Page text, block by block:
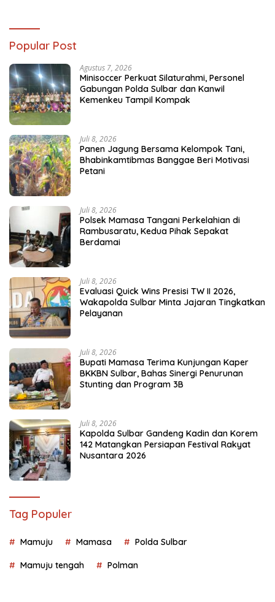
Popular Post
Agustus 7, 2026
Minisoccer Perkuat Silaturahmi, Personel
Gabungan Polda Sulbar dan Kanwil
Kemenkeu Tampil Kompak
Juli 8, 2026
Panen Jagung Bersama Kelompok Tani,
Bhabinkamtibmas Banggae Beri Motivasi
Petani
Juli 8, 2026
Polsek Mamasa Tangani Perkelahian di
Rambusaratu, Kedua Pihak Sepakat
Berdamai
Juli 8, 2026
Evaluasi Quick Wins Presisi TW II 2026,
Wakapolda Sulbar Minta Jajaran Tingkatkan
Pelayanan
Juli 8, 2026
Bupati Mamasa Terima Kunjungan Kaper
BKKBN Sulbar, Bahas Sinergi Penurunan
Stunting dan Program 3B
Juli 8, 2026
Kapolda Sulbar Gandeng Kadin dan Korem
142 Matangkan Persiapan Festival Rakyat
Nusantara 2026
Tag Populer
Mamuju Mamasa Polda Sulbar
Mamuju tengah Polman